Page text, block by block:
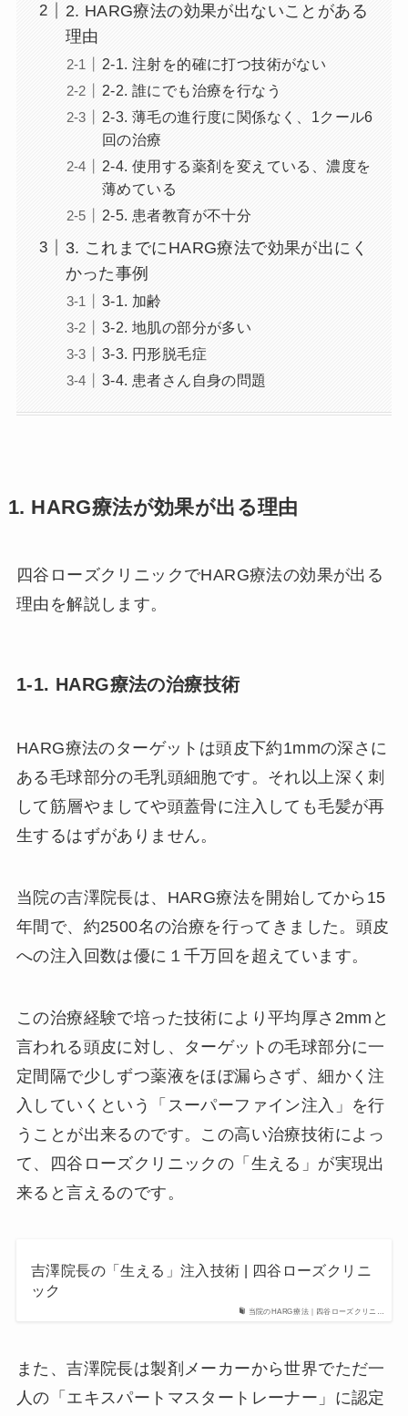
2. HARG療法の効果が出ないことがある
理由
2-1. 注射を的確に打つ技術がない
2-2. 誰にでも治療を行なう
2-3. 薄毛の進行度に関係なく、1クール6
回の治療
2-4. 使用する薬剤を変えている、濃度を
薄めている
2-5. 患者教育が不十分
3. これまでにHARG療法で効果が出にく
かった事例
3-1. 加齢
3-2. 地肌の部分が多い
3-3. 円形脱毛症
3-4. 患者さん自身の問題
1. HARG療法が効果が出る理由
四谷ローズクリニックでHARG療法の効果が出る
理由を解説します。
1-1. HARG療法の治療技術
HARG療法のターゲットは頭皮下約1mmの深さに
ある毛球部分の毛乳頭細胞です。それ以上深く刺
して筋層やましてや頭蓋骨に注入しても毛髪が再
生するはずがありません。
当院の吉澤院長は、HARG療法を開始してから15
年間で、約2500名の治療を行ってきました。頭皮
への注入回数は優に１千万回を超えています。
この治療経験で培った技術により平均厚さ2mmと
言われる頭皮に対し、ターゲットの毛球部分に一
定間隔で少しずつ薬液をほぼ漏らさず、細かく注
入していくという「スーパーファイン注入」を行
うことが出来るのです。この高い治療技術によっ
て、四谷ローズクリニックの「生える」が実現出
来ると言えるのです。
当院のHARG療法｜四谷ローズクリニ…
吉澤院長の「生える」注入技術 | 四谷ローズクリニ
ック
また、吉澤院長は製剤メーカーから世界でただ一
人の「エキスパートマスタートレーナー」に認定